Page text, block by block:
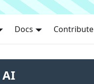
Docs Contribute
AI